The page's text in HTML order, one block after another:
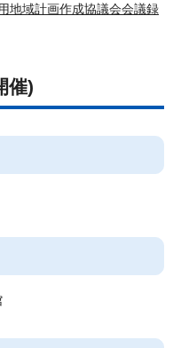
地域計画作成協議会会議録
催)